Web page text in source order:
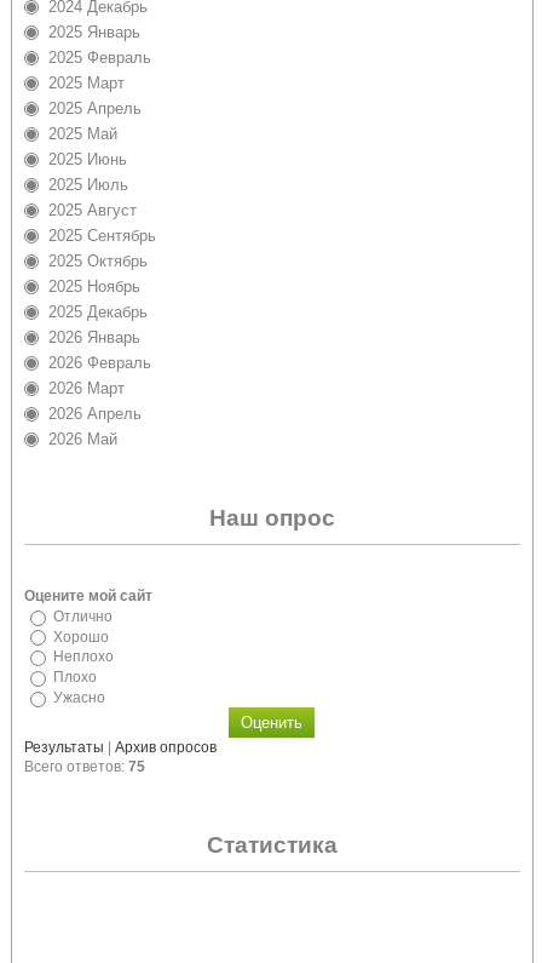
2024 Декабрь
2025 Январь
2025 Февраль
2025 Март
2025 Апрель
2025 Май
2025 Июнь
2025 Июль
2025 Август
2025 Сентябрь
2025 Октябрь
2025 Ноябрь
2025 Декабрь
2026 Январь
2026 Февраль
2026 Март
2026 Апрель
2026 Май
Наш опрос
Оцените мой сайт
Отлично
Хорошо
Неплохо
Плохо
Ужасно
Результаты | Архив опросов
Всего ответов: 75
Статистика